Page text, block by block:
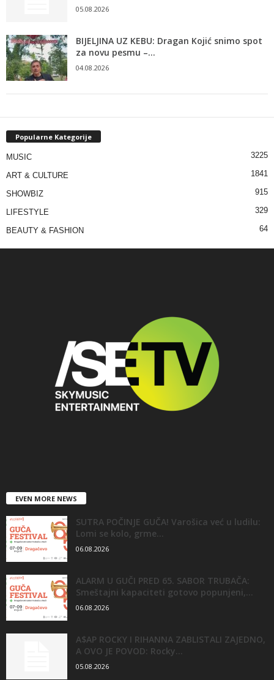
05.08.2026
BIJELJINA UZ KEBU: Dragan Kojić snimo spot
za novu pesmu –...
04.08.2026
Popularne Kategorije
MUSIC 3225
ART & CULTURE 1841
SHOWBIZ 915
LIFESTYLE 329
BEAUTY & FASHION 64
EVEN MORE NEWS
SUTRA POČINJE GUČA! Varošica već u ludilu:
Lomi se kolo, grme...
06.08.2026
ALARM U GUČI PRED 65. SABOR TRUBAČA:
Smeštajni kapaciteti gotovo popunjeni,...
06.08.2026
A$AP ROCKY I RIHANNA ZABLISTALI ZAJEDNO,
A OVO JE POVOD: Rocky...
05.08.2026